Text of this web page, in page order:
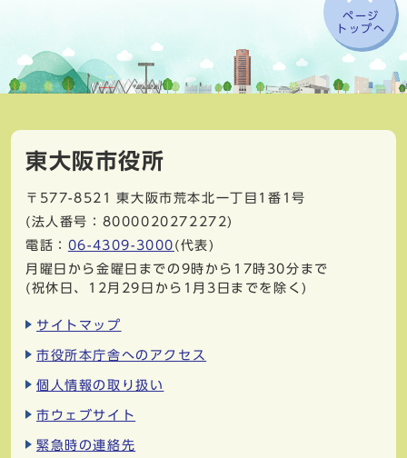
ページ
トップへ
東大阪市役所
〒577-8521
東大阪市荒本北一丁目1番1号
(法人番号：8000020272272)
電話： 06-4309-3000 (代表)
月曜日から金曜日までの9時から17時30分まで
(祝休日、12月29日から1月3日までを除く)
サイトマップ
市役所本庁舎へのアクセス
個人情報の取り扱い
市ウェブサイト
緊急時の連絡先